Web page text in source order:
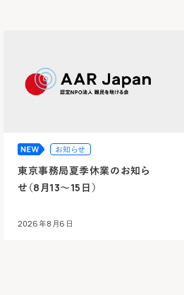
お知らせ
東京事務局夏季休業のお知ら
せ（8月13～15日）
2026年8月6日